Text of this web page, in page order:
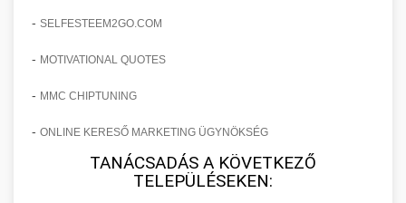
- SELFESTEEM2GO.COM
- MOTIVATIONAL QUOTES
- MMC CHIPTUNING
- ONLINE KERESŐ MARKETING ÜGYNÖKSÉG
TANÁCSADÁS A KÖVETKEZŐ
TELEPÜLÉSEKEN: